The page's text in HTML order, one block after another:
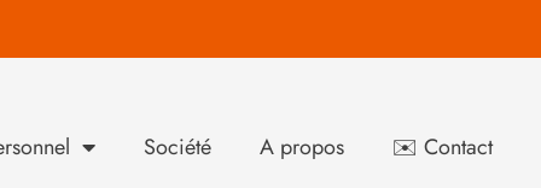
Société A propos ✉️ Contact